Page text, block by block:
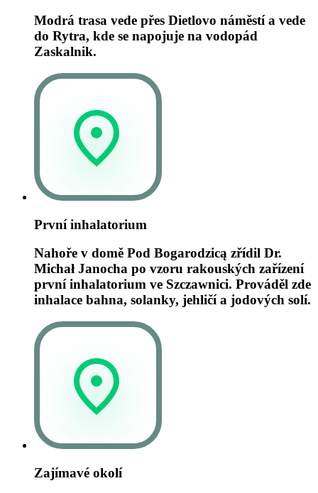
Modrá trasa vede přes Dietlovo náměstí a vede
do Rytra, kde se napojuje na vodopád
Zaskalnik.
První inhalatorium
Nahoře v domě Pod Bogarodzicą zřídil Dr.
Michał Janocha po vzoru rakouských zařízení
první inhalatorium ve Szczawnici. Prováděl zde
inhalace bahna, solanky, jehličí a jodových solí.
Zajímavé okolí